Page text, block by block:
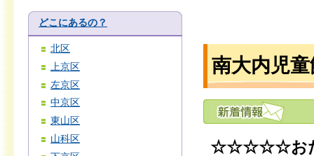
どこにあるの？
北区
上京区
左京区
中京区
東山区
山科区
南大内児童
☆☆☆☆☆お